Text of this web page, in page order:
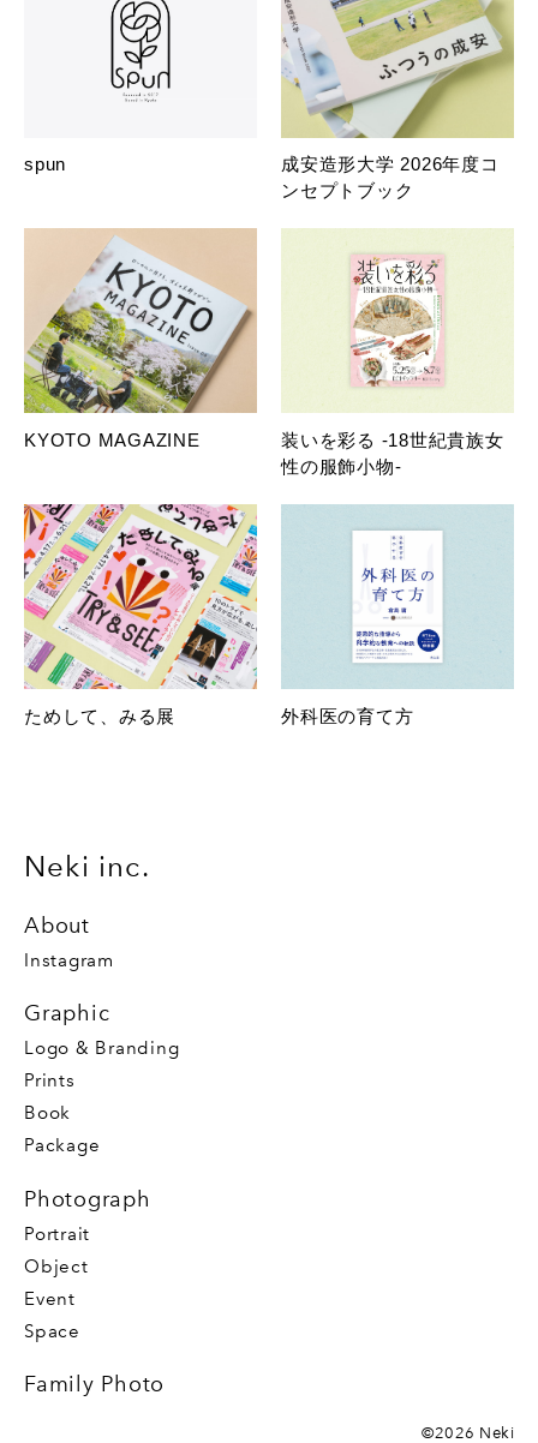
spun
成安造形大学 2026年度コ
ンセプトブック
KYOTO MAGAZINE
装いを彩る -18世紀貴族女
性の服飾小物-
ためして、みる展 外科医の育て方
Neki inc.
About
Instagram
Graphic
Logo & Branding
Prints
Book
Package
Photograph
Portrait
Object
Event
Space
Family Photo
©2026 Neki